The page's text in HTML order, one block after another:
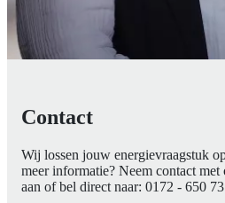
Contact
Wij lossen jouw energievraagstuk
meer informatie? Neem contact
aan of bel direct naar: 0172 - 650